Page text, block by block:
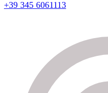
+39 345 6061113